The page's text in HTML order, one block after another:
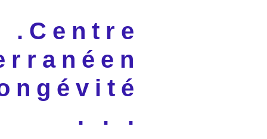
Main
.Centre
. . .